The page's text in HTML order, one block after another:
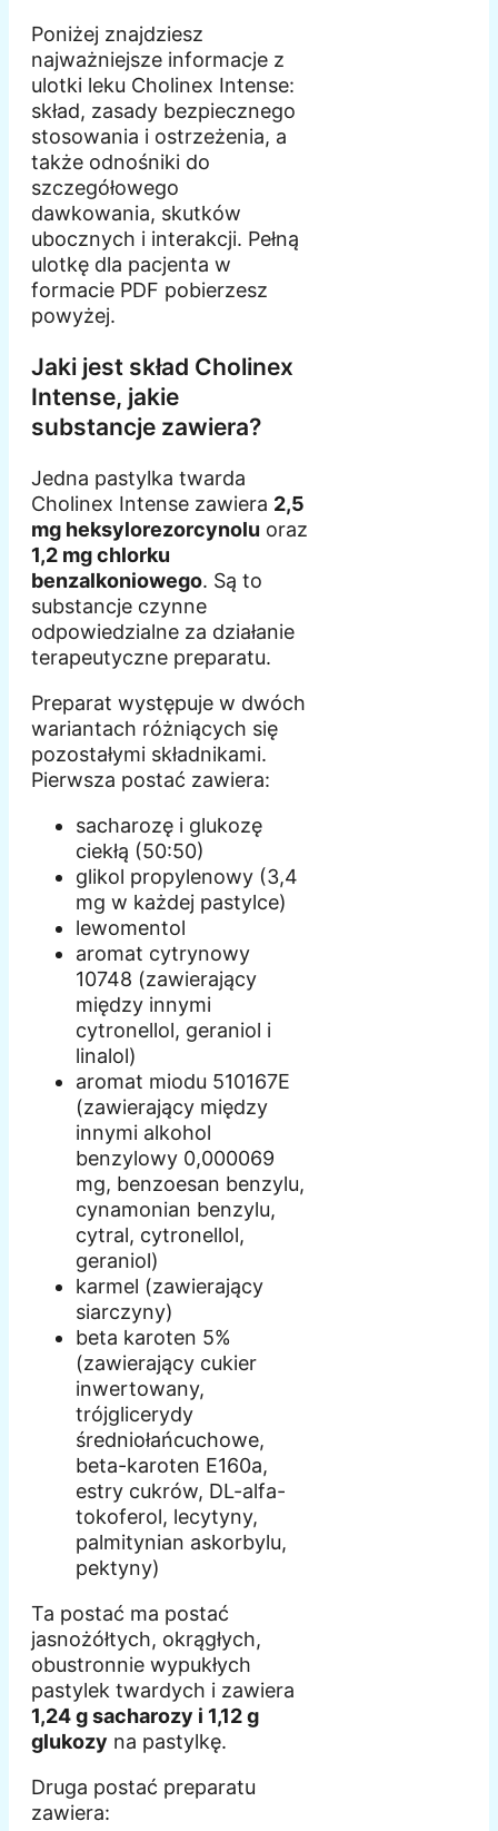
Poniżej znajdziesz
najważniejsze informacje z
ulotki leku Cholinex Intense:
skład, zasady bezpiecznego
stosowania i ostrzeżenia, a
także odnośniki do
szczegółowego
dawkowania, skutków
ubocznych i interakcji. Pełną
ulotkę dla pacjenta w
formacie PDF pobierzesz
powyżej.
Jaki jest skład Cholinex
Intense, jakie
substancje zawiera?
Jedna pastylka twarda
Cholinex Intense zawiera 2,5
mg heksylorezorcynolu oraz
1,2 mg chlorku
benzalkoniowego. Są to
substancje czynne
odpowiedzialne za działanie
terapeutyczne preparatu.
Preparat występuje w dwóch
wariantach różniących się
pozostałymi składnikami.
Pierwsza postać zawiera:
sacharozę i glukozę
ciekłą (50:50)
glikol propylenowy (3,4
mg w każdej pastylce)
lewomentol
aromat cytrynowy
10748 (zawierający
między innymi
cytronellol, geraniol i
linalol)
aromat miodu 510167E
(zawierający między
innymi alkohol
benzylowy 0,000069
mg, benzoesan benzylu,
cynamonian benzylu,
cytral, cytronellol,
geraniol)
karmel (zawierający
siarczyny)
beta karoten 5%
(zawierający cukier
inwertowany,
trójglicerydy
średniołańcuchowe,
beta-karoten E160a,
estry cukrów, DL-alfa-
tokoferol, lecytyny,
palmitynian askorbylu,
pektyny)
Ta postać ma postać
jasnożółtych, okrągłych,
obustronnie wypukłych
pastylek twardych i zawiera
1,24 g sacharozy i 1,12 g
glukozy na pastylkę.
Druga postać preparatu
zawiera: